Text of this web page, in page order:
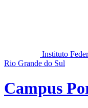
Instituto
Rio Grande do Sul
Campus